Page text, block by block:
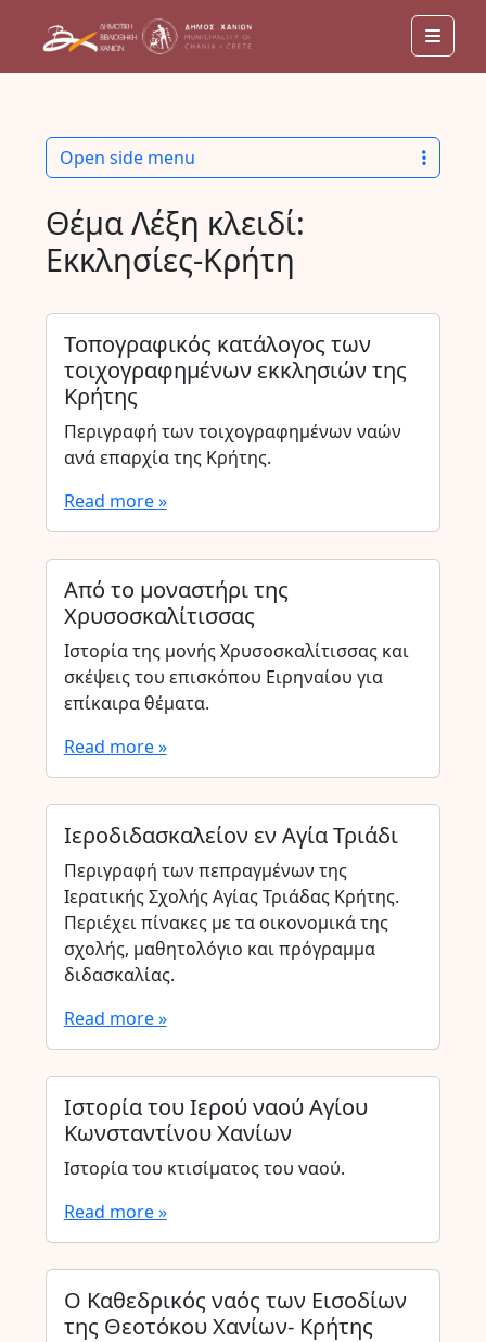
Θέμα Λέξη κλειδί:
Εκκλησίες-Κρήτη
Τοπογραφικός κατάλογος των
τοιχογραφημένων εκκλησιών της
Κρήτης
Περιγραφή των τοιχογραφημένων ναών
ανά επαρχία της Κρήτης.
Read more »
Από το μοναστήρι της
Χρυσοσκαλίτισσας
Ιστορία της μονής Χρυσοσκαλίτισσας και
σκέψεις του επισκόπου Ειρηναίου για
επίκαιρα θέματα.
Read more »
Ιεροδιδασκαλείον εν Αγία Τριάδι
Περιγραφή των πεπραγμένων της
Ιερατικής Σχολής Αγίας Τριάδας Κρήτης.
Περιέχει πίνακες με τα οικονομικά της
σχολής, μαθητολόγιο και πρόγραμμα
διδασκαλίας.
Read more »
Ιστορία του Ιερού ναού Αγίου
Κωνσταντίνου Χανίων
Ιστορία του κτισίματος του ναού.
Read more »
Ο Καθεδρικός ναός των Εισοδίων
της Θεοτόκου Χανίων- Κρήτης
Open side menu